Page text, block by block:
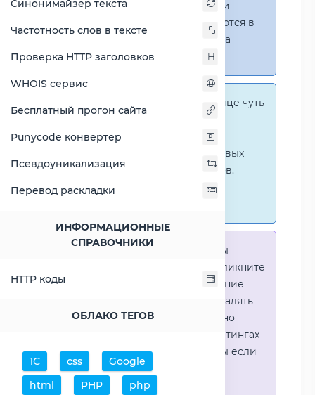
Синонимайзер текста
Частотность слов в тексте
Проверка HTTP заголовков
WHOIS сервис
Бесплатный прогон сайта
Punycode конвертер
Псевдоуникализация
Перевод раскладки
ИНФОРМАЦИОННЫЕ
СПРАВОЧНИКИ
HTTP коды
ОБЛАКО ТЕГОВ
1С css
Google
html
PHP
php
в таблице)
. В случае если
процессоры не помещаются в
таблицу, появится полоса
прокрутки.
На этой странице чуть
графические сравнения
количественных и числовых
параметров процессоров.
Перейти к наглядным
Справка:Для того что-бы
выделить процессор - кликните
на его название. Выделение
позволяет выборочно удалять
процессоры или наглядно
видеть результаты в рейтингах
(Во избежении путаницы если
в таблице несколько
процессоров)